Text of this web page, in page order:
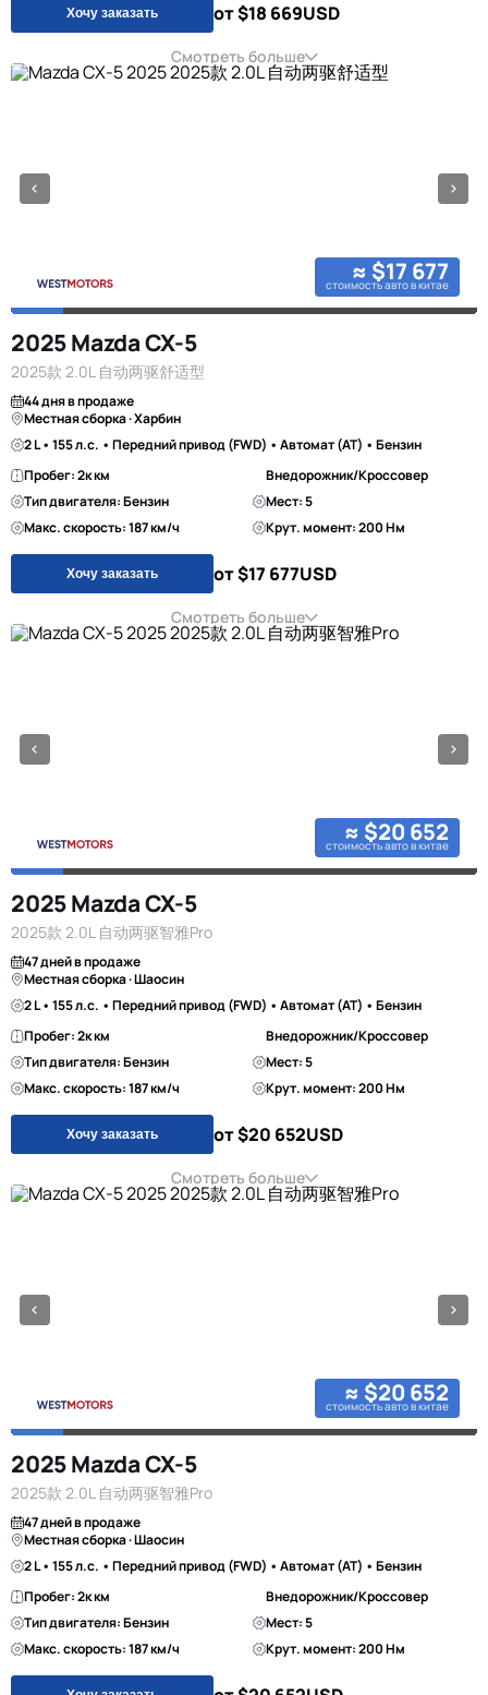
Хочу заказать от $18 669USD
Смотреть больше
≈ $17 677
стоимость авто в китае
2025 Mazda CX-5
2025款 2.0L 自动两驱舒适型
44 дня в продаже
Местная сборка · Харбин
2 L • 155 л.с. • Передний привод (FWD) • Автомат (AT) • Бензин
Пробег: 2к км
Внедорожник/Кроссовер
Тип двигателя: Бензин
Мест: 5
Макс. скорость: 187 км/ч
Крут. момент: 200 Нм
Хочу заказать от $17 677USD
Смотреть больше
≈ $20 652
стоимость авто в китае
2025 Mazda CX-5
2025款 2.0L 自动两驱智雅Pro
47 дней в продаже
Местная сборка · Шаосин
2 L • 155 л.с. • Передний привод (FWD) • Автомат (AT) • Бензин
Пробег: 2к км
Внедорожник/Кроссовер
Тип двигателя: Бензин
Мест: 5
Макс. скорость: 187 км/ч
Крут. момент: 200 Нм
Хочу заказать от $20 652USD
Смотреть больше
≈ $20 652
стоимость авто в китае
2025 Mazda CX-5
2025款 2.0L 自动两驱智雅Pro
47 дней в продаже
Местная сборка · Шаосин
2 L • 155 л.с. • Передний привод (FWD) • Автомат (AT) • Бензин
Пробег: 2к км
Внедорожник/Кроссовер
Тип двигателя: Бензин
Мест: 5
Макс. скорость: 187 км/ч
Крут. момент: 200 Нм